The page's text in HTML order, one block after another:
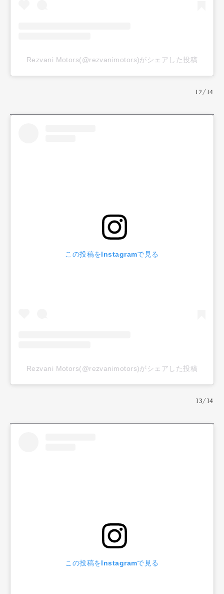
Rezvani Motors(@rezvanimotors)がシェアした投稿
12/14
この投稿をInstagramで見る
Rezvani Motors(@rezvanimotors)がシェアした投稿
13/14
この投稿をInstagramで見る